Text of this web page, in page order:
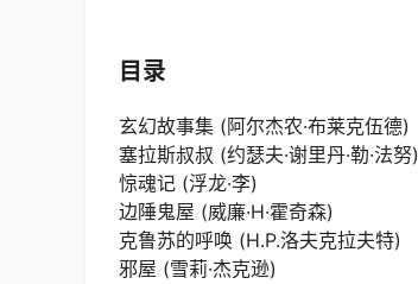
目录
玄幻故事集 (阿尔杰农·布莱克伍德)
塞拉斯叔叔 (约瑟夫·谢里丹·勒·法努)
惊魂记 (浮龙·李)
边陲鬼屋 (威廉·H·霍奇森)
克鲁苏的呼唤 (H.P.洛夫克拉夫特)
邪屋 (雪莉·杰克逊)